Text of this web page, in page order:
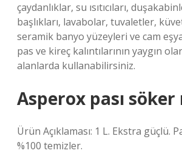
çaydanlıklar, su ısıtıcıları,
başlıkları, lavabolar, tuvaletler,
seramik banyo yüzeyleri ve cam
pas ve kireç kalıntılarının yaygın
alanlarda kullanabilirsiniz.
Asperox pası söker
Ürün Açıklaması: 1 L. Ekstra güçlü.
%100 temizler.